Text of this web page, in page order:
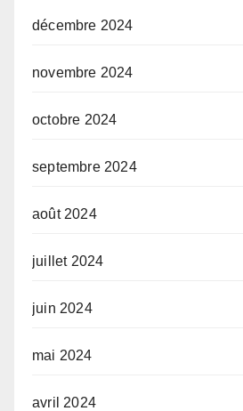
décembre 2024
novembre 2024
octobre 2024
septembre 2024
août 2024
juillet 2024
juin 2024
mai 2024
avril 2024